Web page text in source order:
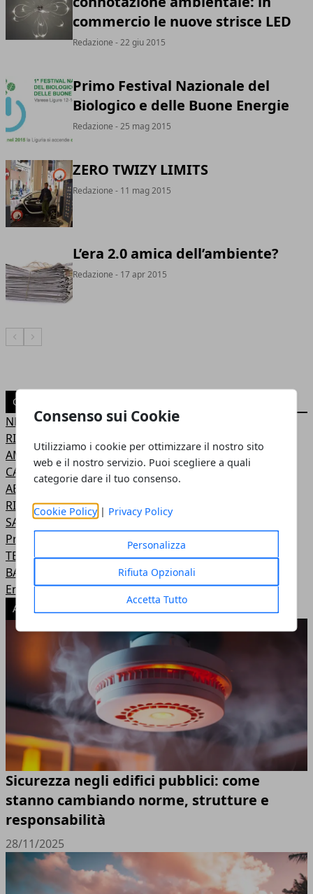
Consenso sui Cookie
Utilizziamo i cookie per ottimizzare il nostro sito
web e il nostro servizio. Puoi scegliere a quali
categorie dare il tuo consenso.
Cookie Policy | Privacy Policy
Personalizza
Rifiuta Opzionali
Accetta Tutto
commercio le nuove strisce LED
Redazione - 22 giu 2015
Primo Festival Nazionale del
Biologico e delle Buone Energie
Redazione - 25 mag 2015
ZERO TWIZY LIMITS
Redazione - 11 mag 2015
L’era 2.0 amica dell’ambiente?
Redazione - 17 apr 2015
Articolo Precedente
Articolo Successivo
CATEGORIE
NEWS
RINNOVABILI
AMBIENTE
CASA
ABBIGLIAMENTO
RISPARMIO ENERGETICO
SALUTE
Prodotti Eco-Friendly
TERRITORIO
BAMBINI
Energia nucleare
ARTICOLI POPOLARI
Sicurezza negli edifici pubblici: come
stanno cambiando norme, strutture e
responsabilità
28/11/2025